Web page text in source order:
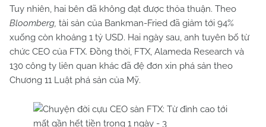
Tuy nhiên, hai bên đã không đạt được thỏa thuận. Theo
Bloomberg, tài sản của Bankman-Fried đã giảm tới 94%
xuống còn khoảng 1 tỷ USD. Hai ngày sau, anh tuyên bố từ
chức CEO của FTX. Đồng thời, FTX, Alameda Research và
130 công ty liên quan khác đã đệ đơn xin phá sản theo
Chương 11 Luật phá sản của Mỹ.